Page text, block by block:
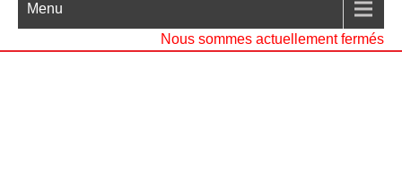
Menu
Nous sommes actuellement fermés